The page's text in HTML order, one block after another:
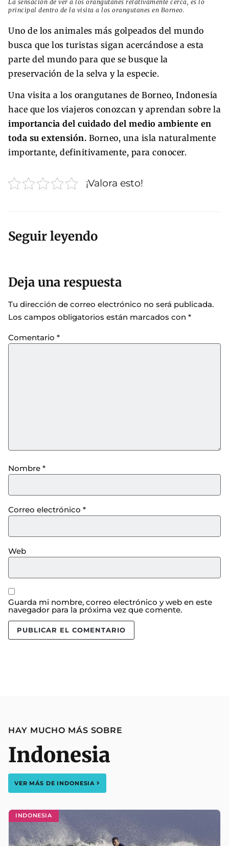
La sensación de ver a los orangutanes relativamente cerca, es lo
principal dentro de la visita a los orangutanes en Borneo.
Uno de los animales más golpeados del mundo
busca que los turistas sigan acercándose a esta
parte del mundo para que se busque la
preservación de la selva y la especie.
Una visita a los orangutanes de Borneo, Indonesia
hace que los viajeros conozcan y aprendan sobre la
importancia del cuidado del medio ambiente en
toda su extensión. Borneo, una isla naturalmente
importante, definitivamente, para conocer.
¡Valora esto!
Seguir leyendo
Deja una respuesta
Tu dirección de correo electrónico no será publicada.
Los campos obligatorios están marcados con *
Comentario *
Nombre *
Correo electrónico *
Web
Guarda mi nombre, correo electrónico y web en este
navegador para la próxima vez que comente.
HAY MUCHO MÁS SOBRE
Indonesia
VER MÁS DE INDONESIA
INDONESIA